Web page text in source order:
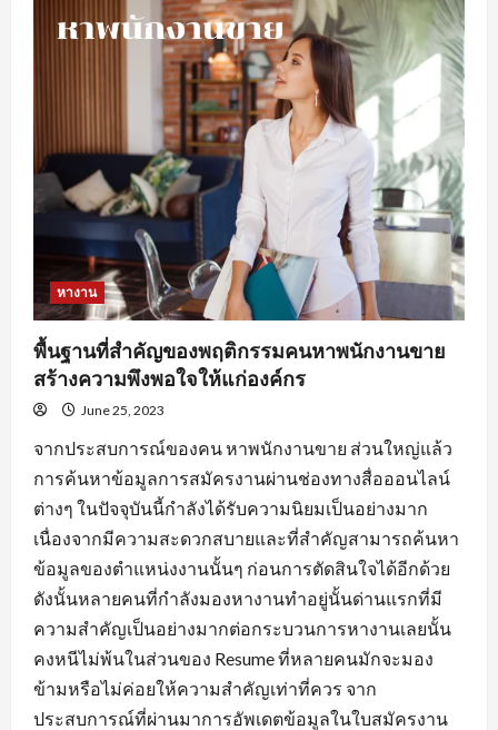
ดี
ใน
การ
งานprogrammerเพื่อ
ประสิทธิภาพ
หางาน
พื้นฐานที่สำคัญของพฤติกรรมคนหาพนักงานขาย
สร้างความพึงพอใจให้แก่องค์กร
June 25, 2023
จากประสบการณ์ของคน หาพนักงานขาย ส่วนใหญ่แล้ว
การค้นหาข้อมูลการสมัครงานผ่านช่องทางสื่อออนไลน์
ต่างๆ ในปัจจุบันนี้กำลังได้รับความนิยมเป็นอย่างมาก
เนื่องจากมีความสะดวกสบายและที่สำคัญสามารถค้นหา
ข้อมูลของตำแหน่งงานนั้นๆ ก่อนการตัดสินใจได้อีกด้วย
ดังนั้นหลายคนที่กำลังมองหางานทำอยู่นั้นด่านแรกที่มี
ความสำคัญเป็นอย่างมากต่อกระบวนการหางานเลยนั้น
คงหนีไม่พ้นในส่วนของ Resume ที่หลายคนมักจะมอง
ข้ามหรือไม่ค่อยให้ความสำคัญเท่าที่ควร จาก
ประสบการณ์ที่ผ่านมาการอัพเดตข้อมูลในใบสมัครงาน